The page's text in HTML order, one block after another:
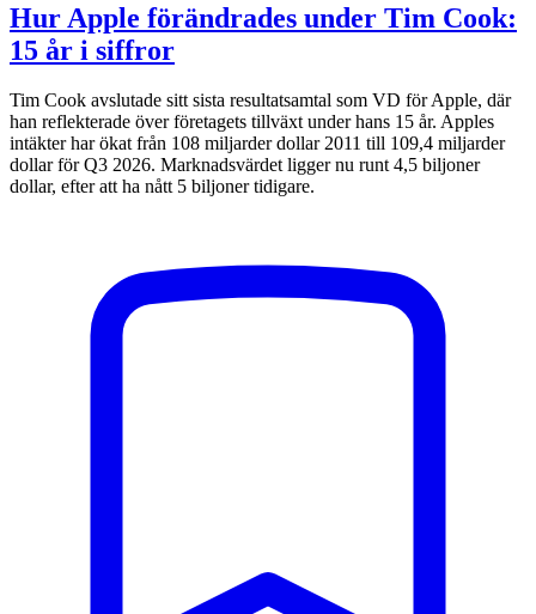
Hur Apple förändrades under Tim Cook:
15 år i siffror
Tim Cook avslutade sitt sista resultatsamtal som VD för Apple, där
han reflekterade över företagets tillväxt under hans 15 år. Apples
intäkter har ökat från 108 miljarder dollar 2011 till 109,4 miljarder
dollar för Q3 2026. Marknadsvärdet ligger nu runt 4,5 biljoner
dollar, efter att ha nått 5 biljoner tidigare.